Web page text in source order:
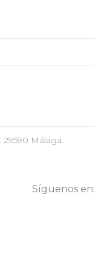
29590 Málaga.
Síguenos en: